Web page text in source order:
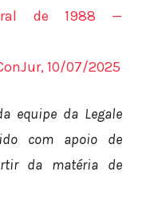
de 1988 —
10/07/2025
equipe da Legale
com apoio de
da matéria de